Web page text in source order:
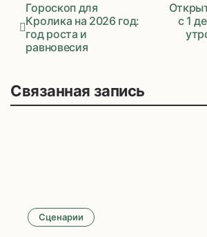
Навигация
записям
Гороскоп для
Кролика на 2026 год:
год роста и
равновесия
с 1
Связанная запись
Сценарии